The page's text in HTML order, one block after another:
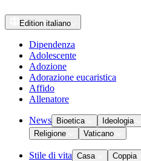
Edition italiano
Dipendenza
Adolescente
Adozione
Adorazione eucaristica
Affido
Allenatore
News Bioetica Ideologia
Religione
Vaticano
Stile di vita Casa Coppia